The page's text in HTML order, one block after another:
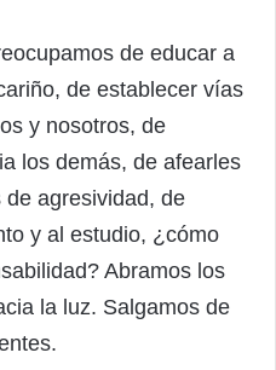
de educar a
de establecer vías
y nosotros, de
los demás, de afearles
agresividad, de
y al estudio, ¿cómo
Abramos los
la luz. Salgamos de